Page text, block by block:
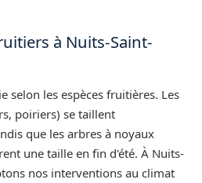
à Nuits-Saint-
selon les espèces fruitières. Les
poiriers) se taillent
que les arbres à noyaux
une taille en fin d'été. À Nuits-
nos interventions au climat